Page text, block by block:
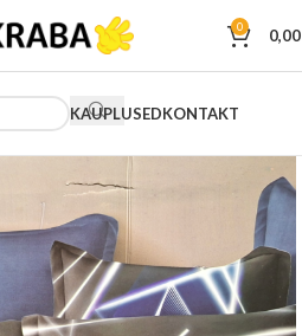
0
KAUPLUSEDKONTAKT